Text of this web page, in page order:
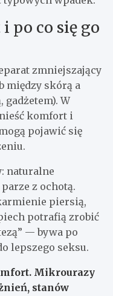
po co się go
zmniejszający
między skórą a
gadżetem). W
komfort i
pojawić się
naturalne
z ochotą.
piersią,
potrafią zrobić
— bywa po
lepszego seksu.
Mikrourazy
stanów